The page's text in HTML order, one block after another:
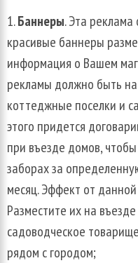
Баннеры. Эта
красивые баннеры
информация о Вашем
рекламы должно быть
коттеджные поселки и
этого придется
при въезде домов,
заборах за
месяц. Эффект от
Разместите их на
садоводческое
рядом с городом;